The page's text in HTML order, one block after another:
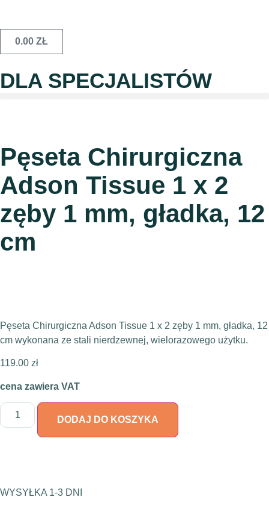
0.00 ZŁ
DLA SPECJALISTÓW
Pęseta Chirurgiczna
Adson Tissue 1 x 2
zęby 1 mm, gładka, 12
cm
Pęseta Chirurgiczna Adson Tissue 1 x 2 zęby 1 mm, gładka, 12
cm wykonana ze stali nierdzewnej, wielorazowego użytku.
119.00 zł
cena zawiera VAT
DODAJ DO KOSZYKA
WYSYŁKA 1-3 DNI